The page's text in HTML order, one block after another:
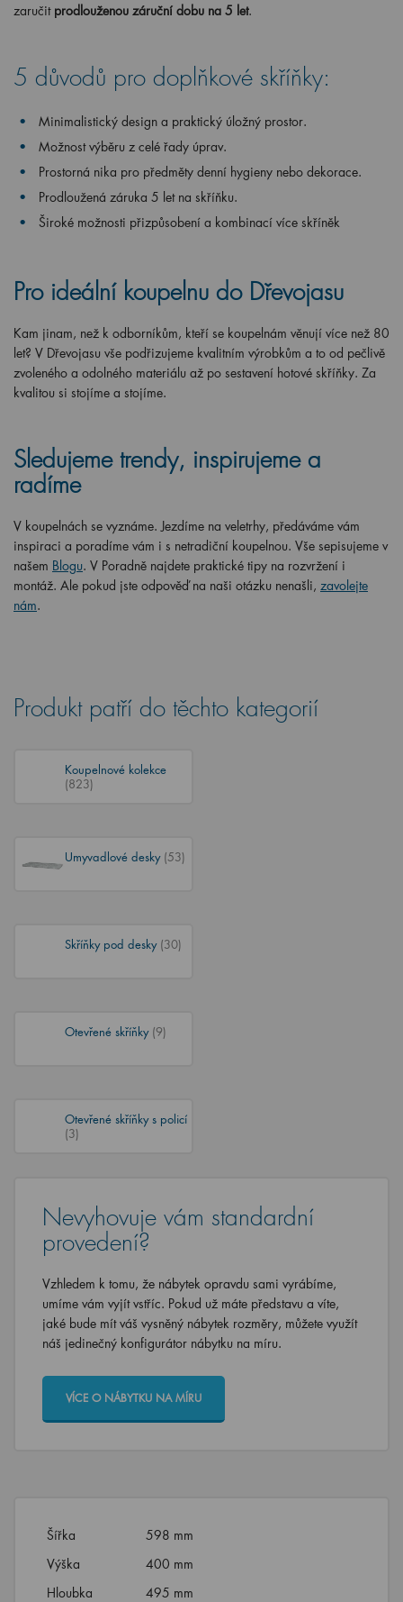
zaručit prodlouženou záruční dobu na 5 let.
5 důvodů pro doplňkové skříňky:
Minimalistický design a praktický úložný prostor.
Možnost výběru z celé řady úprav.
Prostorná nika pro předměty denní hygieny nebo dekorace.
Prodloužená záruka 5 let na skříňku.
Široké možnosti přizpůsobení a kombinací více skříněk
Pro ideální koupelnu do Dřevojasu
Kam jinam, než k odborníkům, kteří se koupelnám věnují více než 80
let? V Dřevojasu vše podřizujeme kvalitním výrobkům a to od pečlivě
zvoleného a odolného materiálu až po sestavení hotové skříňky. Za
kvalitou si stojíme a stojíme.
Sledujeme trendy, inspirujeme a
radíme
V koupelnách se vyznáme. Jezdíme na veletrhy, předáváme vám
inspiraci a poradíme vám i s netradiční koupelnou. Vše sepisujeme v
našem Blogu. V Poradně najdete praktické tipy na rozvržení i
montáž. Ale pokud jste odpověď na naši otázku nenašli, zavolejte
nám.
Produkt patří do těchto kategorií
Koupelnové kolekce
(823)
Umyvadlové desky (53)
Skříňky pod desky (30)
Otevřené skříňky (9)
Otevřené skříňky s policí
(3)
Nevyhovuje vám standardní
provedení?
Vzhledem k tomu, že nábytek opravdu sami vyrábíme,
umíme vám vyjít vstříc. Pokud už máte představu a víte,
jaké bude mít váš vysněný nábytek rozměry, můžete využít
náš jedinečný konfigurátor nábytku na míru.
VÍCE O NÁBYTKU NA MÍRU
Šířka
598 mm
Výška
400 mm
Hloubka
495 mm